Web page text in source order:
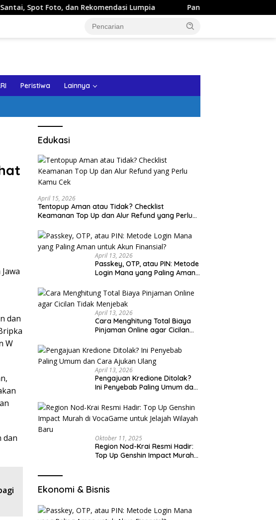
dan Rekomendasi Lumpia Panduan Wisata Keluarga ke Kota
Peristiwa Lainnya
dan
W
dan
Edukasi
April 15, 2026
Tentopup Aman atau Tidak? Checklist
Keamanan Top Up dan Alur Refund yang Perlu
April 13, 2026
Passkey, OTP, atau PIN: Metode
Login Mana yang Paling Aman
April 13, 2026
Cara Menghitung Total Biaya
Pinjaman Online agar Cicilan
April 13, 2026
Pengajuan Kredione Ditolak?
Ini Penyebab Paling Umum dan
Oktober 11, 2025
Region Nod-Krai Resmi Hadir:
Top Up Genshin Impact Murah
Ekonomi & Bisnis